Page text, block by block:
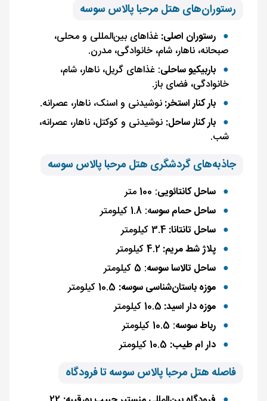
رستوران‌های هتل مرحبا پالاس سوسه
رستوران اصلی:غذاهای بین‌المللی و محلی،
صبحانه، ناهار، شام، خانوادگی، مدرن.
باربیکیو ساحلی: غذاهای گریل، ناهار، شام،
خانوادگی، فضای باز.
بار کنار استخر:نوشیدنی و اسنک، ناهار، عصرانه.
بار کنار ساحل: نوشیدنی و کوکتل، ناهار، عصرانه،
شب.
جاذبه‌های گردشگری هتل مرحبا پالاس سوسه
ساحل کانتائویی: 100 متر
ساحل حمام سوسه: 1.8 کیلومتر
ساحل تانتانا: 3.4 کیلومتر
پلاژ شط مریم: 4.2 کیلومتر
ساحل تالاسا سوسه: 5 کیلومتر
موزه باستان‌شناسی سوسه:
موزه دار اسید: 10.5 کیلومتر
رباط سوسه: 10.5 کیلومتر
دار ام طیب:
فاصله هتل مرحبا پالاس سوسه تا فرودگاه